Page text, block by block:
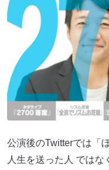
公演後のTwitterでは「
人生を送った人 ではな